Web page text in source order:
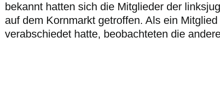
bekannt hatten sich die Mitglieder der
auf dem Kornmarkt getroffen. Als ein
verabschiedet hatte, beobachteten die